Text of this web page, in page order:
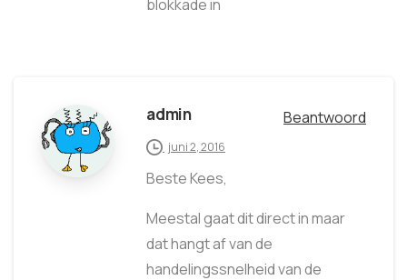
blokkade in
admin Beantwoord
juni 2, 2016
Beste Kees,
Meestal gaat dit direct in maar
dat hangt af van de
handelingssnelheid van de